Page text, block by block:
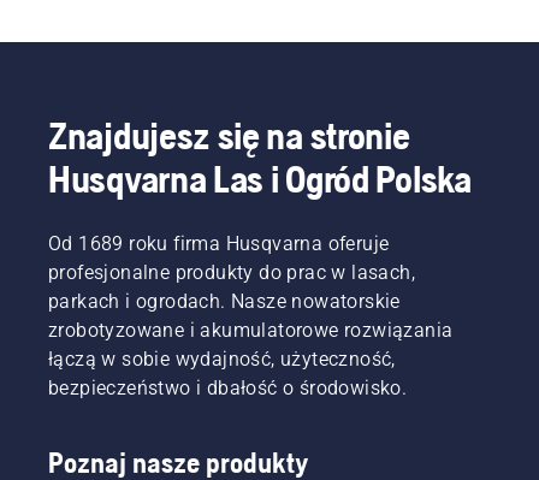
Znajdujesz się na stronie
Husqvarna Las i Ogród Polska
Od 1689 roku firma Husqvarna oferuje
profesjonalne produkty do prac w lasach,
parkach i ogrodach. Nasze nowatorskie
zrobotyzowane i akumulatorowe rozwiązania
łączą w sobie wydajność, użyteczność,
bezpieczeństwo i dbałość o środowisko.
Poznaj nasze produkty